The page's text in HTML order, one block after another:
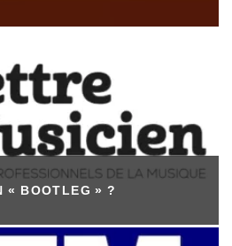
« BOOTLEG » ?